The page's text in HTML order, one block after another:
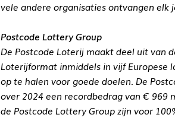
vele andere organisaties ontvangen elk
Postcode Lottery Group
De Postcode Loterij maakt deel uit van
Loterijformat inmiddels in vijf Europese
op te halen voor goede doelen. De
over 2024 een recordbedrag van € 969
de Postcode Lottery Group zijn voor